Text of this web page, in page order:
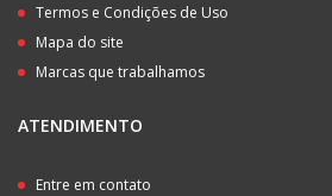
Termos e Condições de Uso
Mapa do site
Marcas que trabalhamos
ATENDIMENTO
Entre em contato